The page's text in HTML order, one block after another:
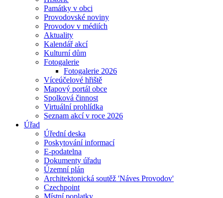
Památky v obci
Provodovské noviny
Provodov v médiích
Aktuality
Kalendář akcí
Kulturní dům
Fotogalerie
Fotogalerie 2026
Víceúčelové hřiště
Mapový portál obce
Spolková činnost
Virtuální prohlídka
Seznam akcí v roce 2026
Úřad
Úřední deska
Poskytování informací
E-podatelna
Dokumenty úřadu
Územní plán
Architektonická soutěž 'Náves Provodov'
Czechpoint
Místní poplatky